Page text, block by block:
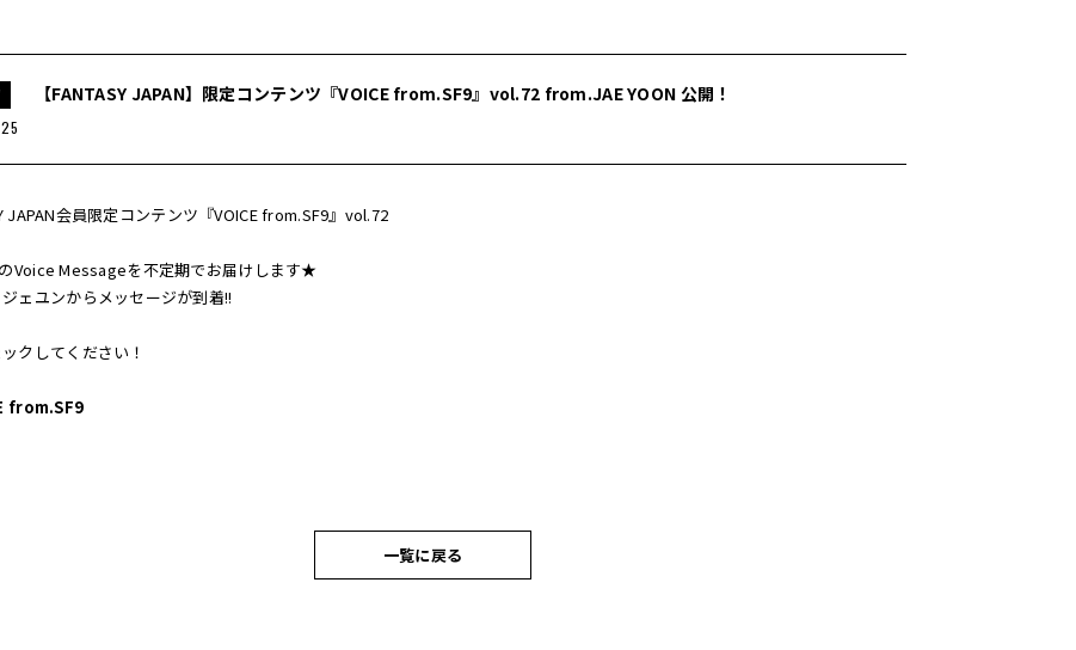
【FANTASY JAPAN】限定コンテンツ『VOICE from.SF9』vol.72 from.JAE YOON 公開！
JAPAN会員限定コンテンツ『VOICE from.SF9』vol.72
Voice Messageを不定期でお届けします★
ェユンからメッセージが到着!!
クしてください！
from.SF9
一覧に戻る